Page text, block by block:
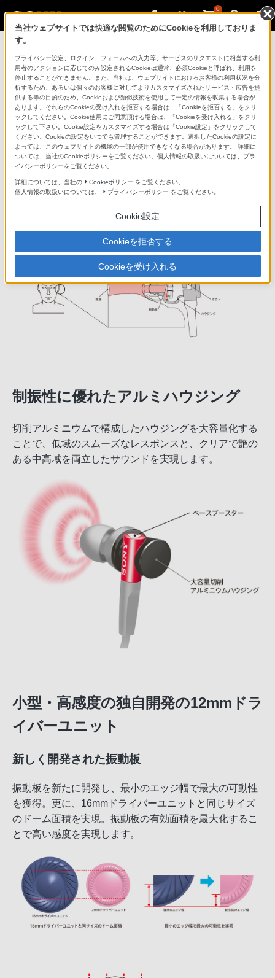
0
ヘッドホン
密閉型インナーイヤーレシーバー
MDR-XB70
重低音のグルーヴ感をあますところ
なく伝える「ベースブースター」
ドライバーユニットから鼓膜までの気密を高めつつ、ハ
ウジング上に設けたダクトにより低域の振動板の動作を
最適化。圧倒的な量感の低音を正確なリズムで捉えるこ
とで、重低音のグルーヴ感をダイレクトに伝達します。
制振性に優れたアルミハウジング
切削アルミニウムで構成したハウジングを大容量化する
ことで、低域のスムーズなレスポンスと、クリアで艶の
ある中高域を両立したサウンドを実現します。
小型・高感度の独自開発の12mmドラ
イバーユニット
新しく開発された振動板
振動板を新たに開発し、最小のエッジ幅で最大の可動性
を獲得。更に、16mmドライバーユニットと同じサイズ
のドーム面積を実現。振動板の有効面積を最大化するこ
とで高い感度を実現します。
当社ウェブサイトでは快適な閲覧のためにCookieを利用しておりま
す。
プライバシー設定、ログイン、フォームへの入力等、サービスのリクエストに相当する利
用者のアクションに応じてのみ設定されるCookieは通常、必須Cookieと呼ばれ、利用を
停止することができません。また、当社は、ウェブサイトにおけるお客様の利用状況を分
析するため、あるいは個々のお客様に対してよりカスタマイズされたサービス・広告を提
供する等の目的のため、Cookieおよび類似技術を使用して一定の情報を収集する場合が
あります。それらのCookieの受け入れを拒否する場合は、「Cookieを拒否する」をクリ
ックしてください。Cookie使用にご同意頂ける場合は、「Cookieを受け入れる」をクリ
ックして下さい。Cookie設定をカスタマイズする場合は「Cookie設定」をクリックして
ください。Cookieの設定をいつでも管理することができます。選択したCookieの設定に
よっては、このウェブサイトの機能の一部が使用できなくなる場合があります。 詳細に
ついては、当社のCookieポリシーをご覧ください。個人情報の取扱いについては、プラ
イバシーポリシーをご覧ください。
詳細については、当社の Cookieポリシー をご覧ください。
個人情報の取扱いについては、
プライバシーポリシー をご覧ください。
Cookie設定
Cookieを拒否する
Cookieを受け入れる